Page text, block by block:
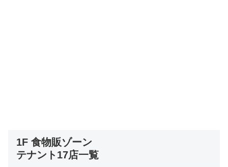
1F 食物販ゾーン
テナント17店一覧